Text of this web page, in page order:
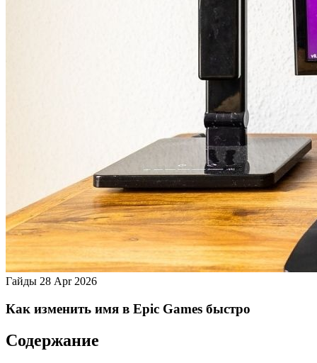
Гайды 28 Apr 2026
Как изменить имя в Epic Games быстро
Содержание